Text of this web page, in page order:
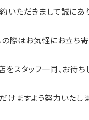
いただきまして誠にあ
の際はお気軽にお立ち
スタッフ一同、お待ち
ますよう努力いたし